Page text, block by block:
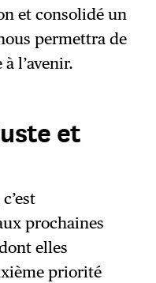
et consolidé un
permettra de
l’avenir.
et
prochaines
elles
priorité